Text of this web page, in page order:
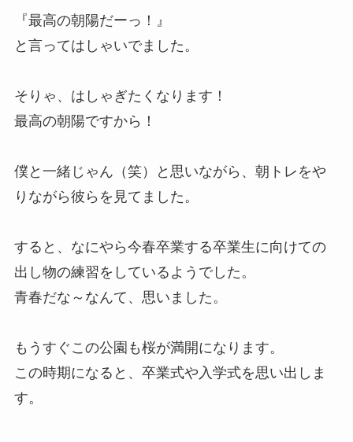
『最高の朝陽だーっ！』
と言ってはしゃいでました。
そりゃ、はしゃぎたくなります！
最高の朝陽ですから！
僕と一緒じゃん（笑）と思いながら、朝トレをや
りながら彼らを見てました。
すると、なにやら今春卒業する卒業生に向けての
出し物の練習をしているようでした。
青春だな～なんて、思いました。
もうすぐこの公園も桜が満開になります。
この時期になると、卒業式や入学式を思い出しま
す。